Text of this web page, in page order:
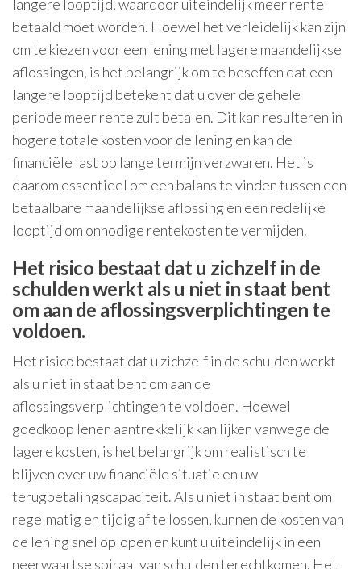
langere looptijd, waardoor uiteindelijk meer rente
betaald moet worden. Hoewel het verleidelijk kan zijn
om te kiezen voor een lening met lagere maandelijkse
aflossingen, is het belangrijk om te beseffen dat een
langere looptijd betekent dat u over de gehele
periode meer rente zult betalen. Dit kan resulteren in
hogere totale kosten voor de lening en kan de
financiële last op lange termijn verzwaren. Het is
daarom essentieel om een balans te vinden tussen een
betaalbare maandelijkse aflossing en een redelijke
looptijd om onnodige rentekosten te vermijden.
Het risico bestaat dat u zichzelf in de
schulden werkt als u niet in staat bent
om aan de aflossingsverplichtingen te
voldoen.
Het risico bestaat dat u zichzelf in de schulden werkt
als u niet in staat bent om aan de
aflossingsverplichtingen te voldoen. Hoewel
goedkoop lenen aantrekkelijk kan lijken vanwege de
lagere kosten, is het belangrijk om realistisch te
blijven over uw financiële situatie en uw
terugbetalingscapaciteit. Als u niet in staat bent om
regelmatig en tijdig af te lossen, kunnen de kosten van
de lening snel oplopen en kunt u uiteindelijk in een
neerwaartse spiraal van schulden terechtkomen. Het